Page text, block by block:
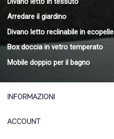
Arredare il giardino
Divano letto reclinabile in ecopelle
Box doccia in vetro temperato
Mobile doppio per il bagno
INFORMAZIONI
ACCOUNT